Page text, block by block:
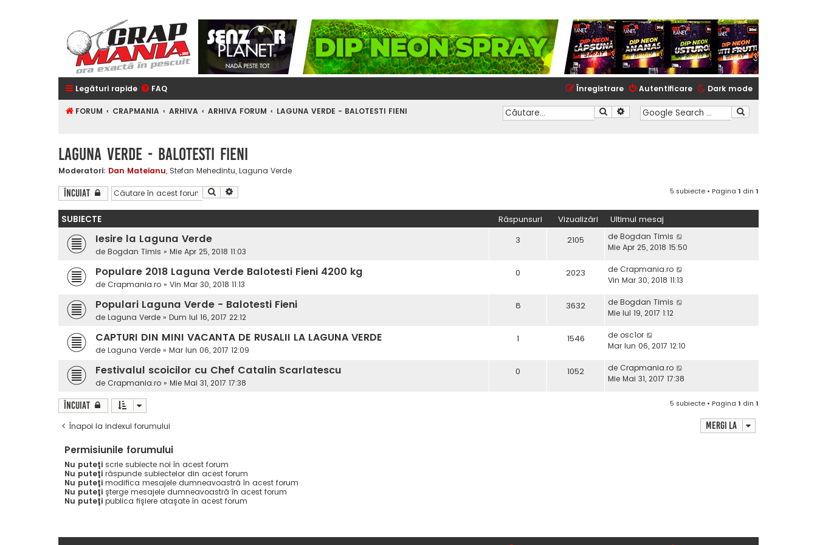
Legături rapide Dark mode
FAQ Autentificare
Înregistrare
FORUM CRAPMANIA ARHIVA ARHIVA FORUM LAGUNA VERDE - BALOTESTI FIENI CăutareCăutare avansată
LAGUNA VERDE - BALOTESTI FIENI
Moderatori: Dan Mateianu, Stefan Mehedintu, Laguna Verde
Încuiat Căutare 5 subiecte • Pagina 1 din 1
SUBIECTE Răspunsuri Vizualizări Ultimul mesaj
Iesire la Laguna Verde
de Bogdan Timis » Mie Apr 25, 2018 11:03
3 2105 de Bogdan Timis
Mie Apr 25, 2018 15:50
Populare 2018 Laguna Verde Balotesti Fieni 4200 kg
de Crapmania.ro » Vin Mar 30, 2018 11:13
0 2023 de Crapmania.ro
Vin Mar 30, 2018 11:13
Populari Laguna Verde - Balotesti Fieni
de Laguna Verde » Dum Iul 16, 2017 22:12
8 3632 de Bogdan Timis
Mie Iul 19, 2017 1:12
CAPTURI DIN MINI VACANTA DE RUSALII LA LAGUNA VERDE
de Laguna Verde » Mar Iun 06, 2017 12:09
1 1546 de osc1or
Mar Iun 06, 2017 12:10
Festivalul scoicilor cu Chef Catalin Scarlatescu
de Crapmania.ro » Mie Mai 31, 2017 17:38
0 1052 de Crapmania.ro
Mie Mai 31, 2017 17:38
Încuiat 5 subiecte • Pagina 1 din 1
Înapoi la indexul forumului Mergi la
Permisiunile forumului
Nu puteţi scrie subiecte noi în acest forum
Nu puteţi răspunde subiectelor din acest forum
Nu puteţi modifica mesajele dumneavoastră în acest forum
Nu puteţi şterge mesajele dumneavoastră în acest forum
Nu puteţi publica fişiere ataşate în acest forum